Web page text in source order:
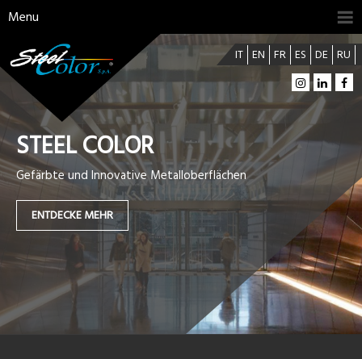
Menu
IT EN FR ES DE RU
STEEL COLOR
Gefärbte und Innovative Metalloberflächen
ENTDECKE MEHR